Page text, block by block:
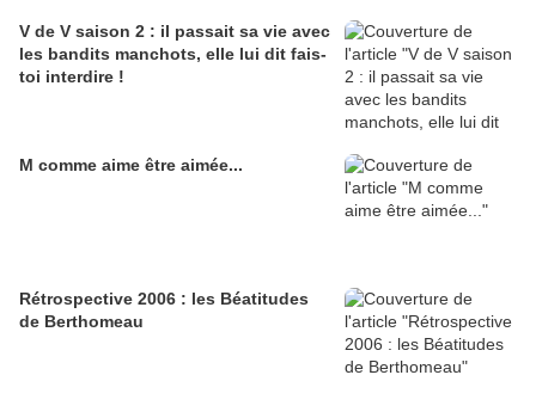
V de V saison 2 : il passait sa vie avec
les bandits manchots, elle lui dit fais-
toi interdire !
M comme aime être aimée...
Rétrospective 2006 : les Béatitudes
de Berthomeau